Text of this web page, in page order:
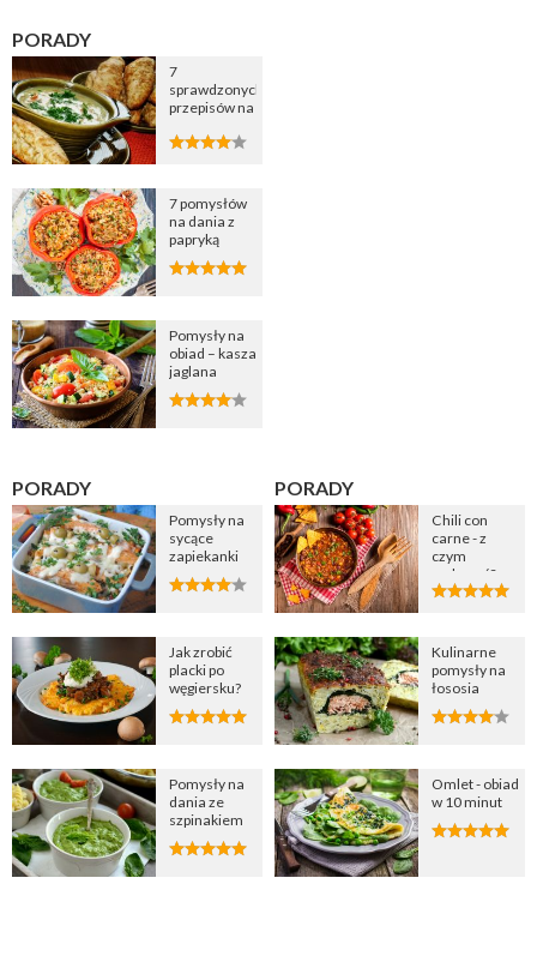
PORADY
7
sprawdzonych
przepisów na
cebulową
7 pomysłów
na dania z
papryką
Pomysły na
obiad – kasza
jaglana
PORADY
Pomysły na
sycące
zapiekanki
Jak zrobić
placki po
węgiersku?
Pomysły na
dania ze
szpinakiem
PORADY
Chili con
carne - z
czym
podawać?
Kulinarne
pomysły na
łososia
Omlet - obiad
w 10 minut